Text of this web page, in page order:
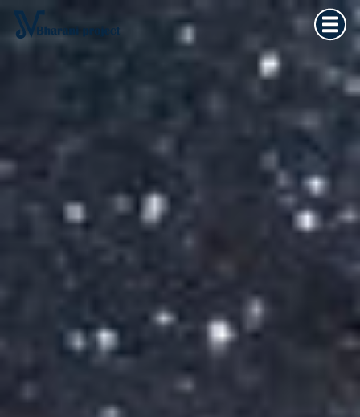
×
Home
Vedska astrologija
Kultura tijela
Filozofija života
O meni
Kontakt